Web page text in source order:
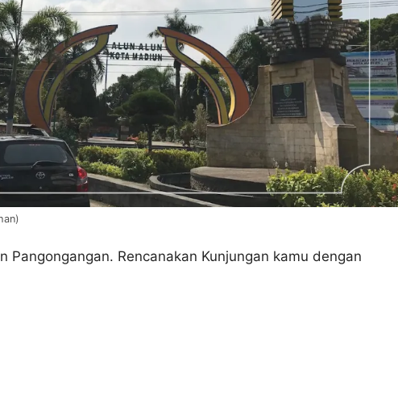
Pangongangan. Rencanakan Kunjungan kamu dengan